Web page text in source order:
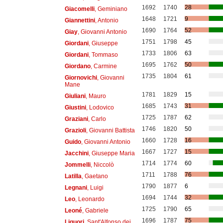
Giacomelli, Geminiano 1692 1740
28
Giannettini, Antonio 1648 1721
9
Giay, Giovanni Antonio 1690 1764
52
Giordani, Giuseppe 1751 1798
45
Giordani, Tommaso 1733 1806
63
Giordano, Carmine 1695 1762
50
Giornovichi, Giovanni
Mane
1735 1804 61
Giuliani, Mauro 1781 1829
15
Giustini, Lodovico 1685 1743
31
Graziani, Carlo 1725 1787
62
Grazioli, Giovanni Battista 1746 1820
50
Guido, Giovanni Antonio 1660 1728
16
Jacchini, Giuseppe Maria 1667 1727
15
Jommelli, Niccolò 1714 1774
60
Latilla , Gaetano 1711 1788
76
Legnani, Luigi 1790 1877
6
Leo, Leonardo 1694 1744
32
Leoné, Gabriele 1725 1790
65
1696 1787 75